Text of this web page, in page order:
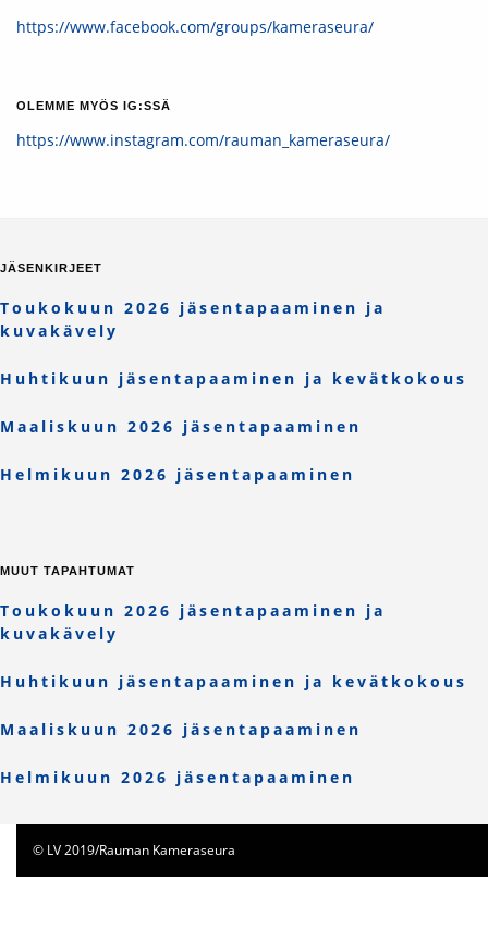
https://www.facebook.com/groups/kameraseura/
OLEMME MYÖS IG:SSÄ
https://www.instagram.com/rauman_kameraseura/
JÄSENKIRJEET
Toukokuun 2026 jäsentapaaminen ja
kuvakävely
Huhtikuun jäsentapaaminen ja kevätkokous
Maaliskuun 2026 jäsentapaaminen
Helmikuun 2026 jäsentapaaminen
MUUT TAPAHTUMAT
Toukokuun 2026 jäsentapaaminen ja
kuvakävely
Huhtikuun jäsentapaaminen ja kevätkokous
Maaliskuun 2026 jäsentapaaminen
Helmikuun 2026 jäsentapaaminen
© LV 2019/Rauman Kameraseura